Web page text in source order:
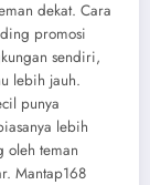
dekat. Cara
promosi
sendiri,
lebih jauh.
punya
lebih
oleh teman
Mantap168